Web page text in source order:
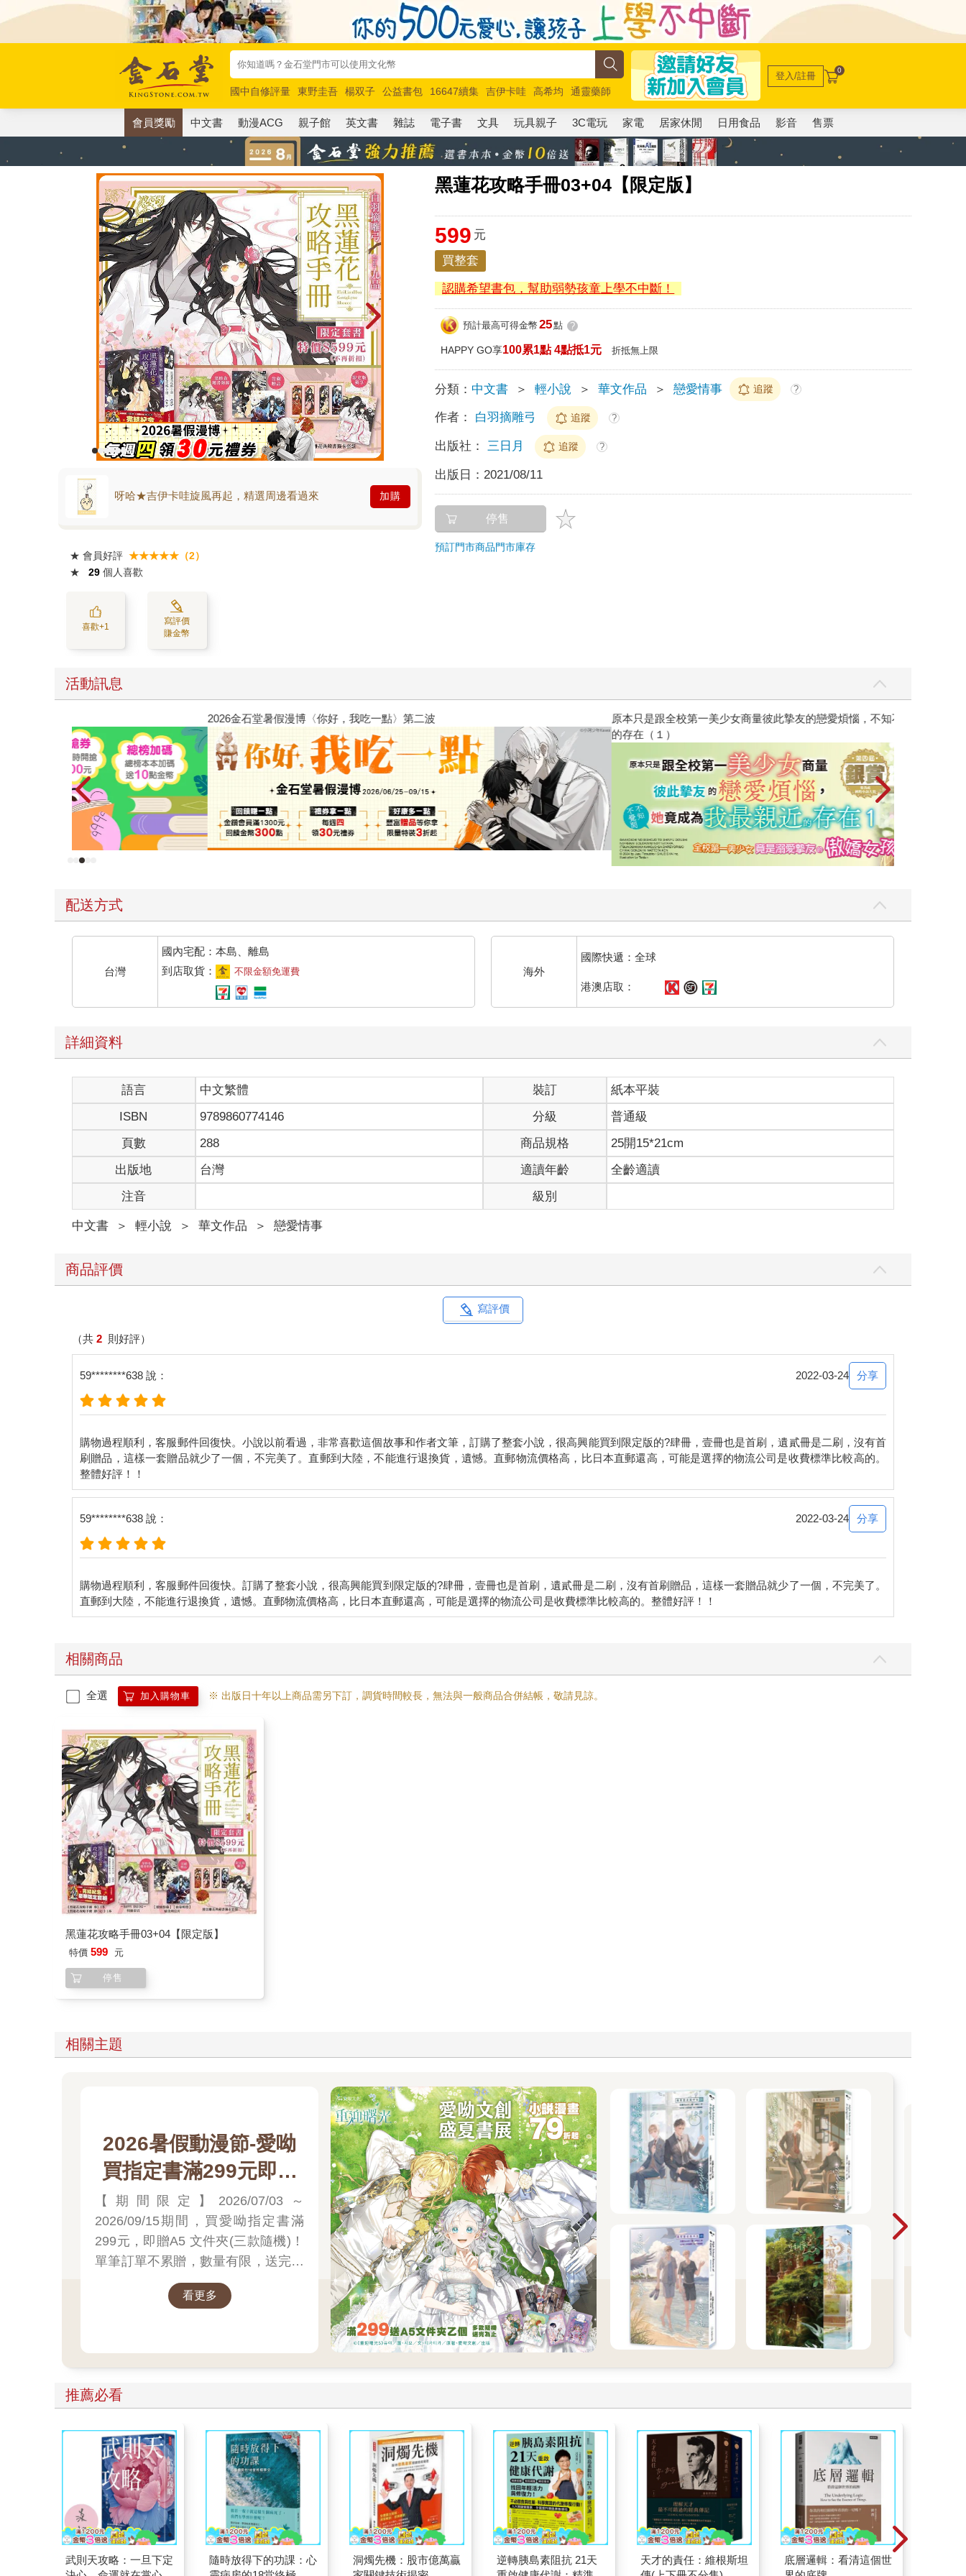
國中自修評量 東野圭吾 楊双子 公益書包 16647續集 吉伊卡哇 高希均
通靈藥師
唯紅花綻放
奧德賽 路邊攤新作 馬斯克 玩具總動員5 超慢跑
登入/註冊 0
會員獎勵 中文書 動漫ACG 親子館 英文書 雜誌 電子書 文具 玩具親子 3C電玩 家電 居家休閒 日用食品 影音 售票
黑蓮花攻略手冊03+04【限定版】
呀哈★吉伊卡哇旋風再起，精選周邊看過來 加購
★ 會員好評 ★★★★★（2）
★
29 個人喜歡
喜歡+1
寫評價
賺金幣
599 元
買整套
認購希望書包，幫助弱勢孩童上學不中斷！
預計最高可得金幣 25點 ?
HAPPY GO享100累1點 4點抵1元 折抵無上限
分類： 中文書 ＞ 輕小說 ＞ 華文作品 ＞ 戀愛情事 追蹤 ?
作者： 白羽摘雕弓 追蹤 ?
出版社： 三日月 追蹤 ?
出版日： 2021/08/11
停售
預訂門市商品門市庫存
活動訊息
2026金石堂暑假漫博〈你好，我吃一點〉第二波
原本只是跟全校第一美少女商量彼此摯友的戀愛煩惱，不知不覺間她竟成為我最親近
的存在（１）
台灣角川2026
配送方式
台灣
國內宅配：本島、離島
到店取貨：
不限金額免運費 海外
國際快遞：全球
港澳店取：
詳細資料
語言 中文繁體 裝訂
紙本平裝
ISBN
9789860774146 分級
普通級
頁數
288 商品規格
25開15*21cm
出版地
台灣 適讀年齡
全齡適讀
注音
級別
中文書 ＞ 輕小說 ＞ 華文作品 ＞ 戀愛情事
商品評價
寫評價
（共 2 則好評）
59********638 說： 2022-03-24 分享
購物過程順利，客服郵件回復快。小說以前看過，非常喜歡這個故事和作者文筆，訂購了整套小說，很高興能買到限定版的?肆冊，壹冊也是首刷，遺貳冊是二刷，沒有首
刷贈品，這樣一套贈品就少了一個，不完美了。直郵到大陸，不能進行退換貨，遺憾。直郵物流價格高，比日本直郵還高，可能是選擇的物流公司是收費標準比較高的。
59********638 說： 2022-03-24 分享
購物過程順利，客服郵件回復快。訂購了整套小說，很高興能買到限定版的?肆冊，壹冊也是首刷，遺貳冊是二刷，沒有首刷贈品，這樣一套贈品就少了一個，不完美了。
相關商品
全選 加入購物車 ※ 出版日十年以上商品需另下訂，調貨時間較長，無法與一般商品合併結帳，敬請見諒。
黑蓮花攻略手冊03+04【限定版】
特價 599 元
停售
相關主題
2026暑假動漫節-愛呦
買指定書滿299元即贈
A5 文件夾(三款隨機)
【期間限定】2026/07/03～
2026/09/15期間，買愛呦指定書滿
299元，即贈A5 文件夾(三款隨機)！
單筆訂單不累贈，數量有限，送完為
看更多
推薦必看
武則天攻略：一旦下定
隨時放得下的功課：心
洞燭先機：股市億萬贏
逆轉胰島素阻抗 21天
天才的責任：維根斯坦
底層邏輯：看清這個世